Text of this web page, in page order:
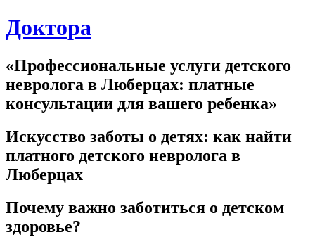
Skip
to
Доктора
«Профессиональные услуги детского
невролога в Люберцах: платные
консультации для вашего ребенка»
Искусство заботы о детях: как найти
платного детского невролога в
Люберцах
Почему важно заботиться о детском
здоровье?